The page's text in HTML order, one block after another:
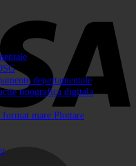
departamentale
tipografica digitala
mare Plottare